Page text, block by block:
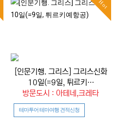
Hot
[인문기행. 그리스] 그리스신화
10일(=9일, 튀르키…
방문도시 : 아테네,크레타
테마투어 테마여행 견적신청